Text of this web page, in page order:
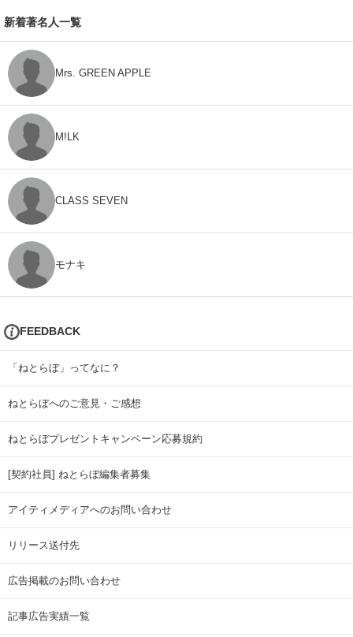
新着著名人一覧
Mrs. GREEN APPLE
M!LK
CLASS SEVEN
モナキ
FEEDBACK
「ねとらぼ」ってなに？
ねとらぼへのご意見・ご感想
ねとらぼプレゼントキャンペーン応募規約
[契約社員] ねとらぼ編集者募集
アイティメディアへのお問い合わせ
リリース送付先
広告掲載のお問い合わせ
記事広告実績一覧